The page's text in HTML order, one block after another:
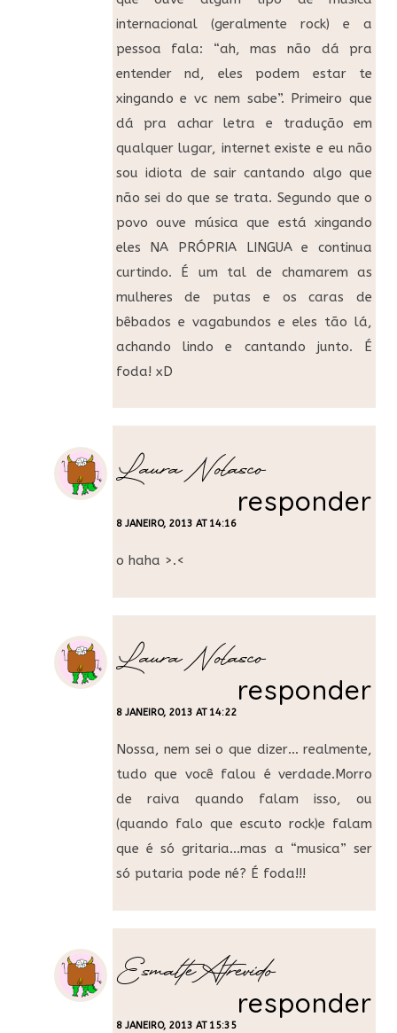
internacional (geralmente rock) e a
pessoa fala: “ah, mas não dá pra
entender nd, eles podem estar te
xingando e vc nem sabe”. Primeiro que
dá pra achar letra e tradução em
qualquer lugar, internet existe e eu não
sou idiota de sair cantando algo que
não sei do que se trata. Segundo que o
povo ouve música que está xingando
eles NA PRÓPRIA LINGUA e continua
curtindo. É um tal de chamarem as
mulheres de putas e os caras de
bêbados e vagabundos e eles tão lá,
achando lindo e cantando junto. É
foda! xD
Laura Nolasco
8 JANEIRO, 2013 AT 14:16
responder
o haha >.<
Laura Nolasco
8 JANEIRO, 2013 AT 14:22
responder
Nossa, nem sei o que dizer… realmente,
tudo que você falou é verdade.Morro
de raiva quando falam isso, ou
(quando falo que escuto rock)e falam
que é só gritaria…mas a “musica” ser
só putaria pode né? É foda!!!
Esmalte Atrevido
8 JANEIRO, 2013 AT 15:35
responder